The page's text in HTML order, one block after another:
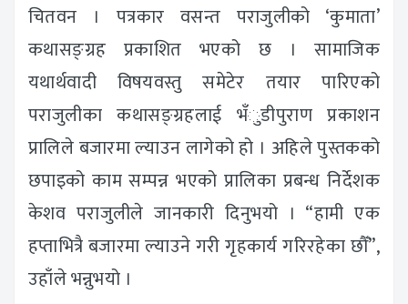
चितवन । पत्रकार वसन्त पराजुलीको ‘कुमाता’
कथासङ्ग्रह प्रकाशित भएको छ । सामाजिक
यथार्थवादी विषयवस्तु समेटेर तयार पारिएको
पराजुलीका कथासङ्ग्रहलाई भँुडीपुराण प्रकाशन
प्रालिले बजारमा ल्याउन लागेको हो । अहिले पुस्तकको
छपाइको काम सम्पन्न भएको प्रालिका प्रबन्ध निर्देशक
केशव पराजुलीले जानकारी दिनुभयो । “हामी एक
हप्ताभित्रै बजारमा ल्याउने गरी गृहकार्य गरिरहेका छौँ”,
उहाँले भन्नुभयो ।